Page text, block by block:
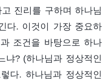
진리를 구하며 하나님
다. 이것이 가장 중요하
조건을 바탕으로 하나
냐? (하나님과 정상적인
다. 하나님과 정상적인